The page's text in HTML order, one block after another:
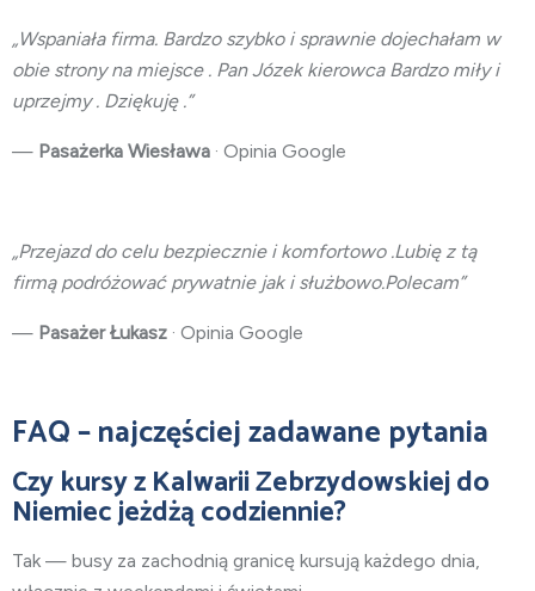
„Wspaniała firma. Bardzo szybko i sprawnie dojechałam w
obie strony na miejsce . Pan Józek kierowca Bardzo miły i
uprzejmy . Dziękuję .”
— Pasażerka Wiesława · Opinia Google
„Przejazd do celu bezpiecznie i komfortowo .Lubię z tą
firmą podróżować prywatnie jak i służbowo.Polecam”
— Pasażer Łukasz · Opinia Google
FAQ – najczęściej zadawane pytania
Czy kursy z Kalwarii Zebrzydowskiej do
Niemiec jeżdżą codziennie?
Tak — busy za zachodnią granicę kursują każdego dnia,